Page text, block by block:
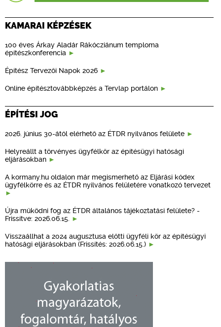
KAMARAI KÉPZÉSEK
100 éves Árkay Aladár Rákócziánum temploma
építészkonferencia
Építész Tervezői Napok 2026
Online építésztovábbképzés a Tervlap portálon
ÉPÍTÉSI JOG
2026. június 30-ától elérhető az ÉTDR nyilvános felülete
Helyreállt a törvényes ügyfélkör az építésügyi hatósági
eljárásokban
A kormany.hu oldalon már megismerhető az Eljárási kódex
ügyfélkörre és az ÉTDR nyilvános felületére vonatkozó tervezet
Újra működni fog az ÉTDR általános tájékoztatási felülete? -
Frissítve: 2026.06.15.
Visszaállhat a 2024 augusztusa előtti ügyféli kör az építésügyi
hatósági eljárásokban (Frissítés: 2026.06.15.)